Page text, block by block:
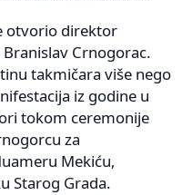
otvorio direktor
Crnogorac.
takmičara više nego
iz godine u
tokom ceremonije
za
Mekiću,
Starog Grada.